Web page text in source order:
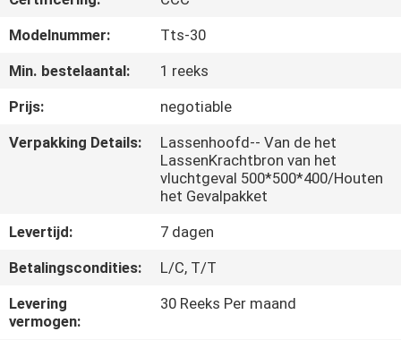
FABRIEKSREIS
KWALITEITSCONTROLE
VERZOEK
SITEMAP
PRIVACYBELEID
Modelnummer:
Tts-30
Min. bestelaantal:
1 reeks
Prijs:
negotiable
Verpakking Details:
Lassenhoofd-- Van de het
LassenKrachtbron van het
vluchtgeval 500*500*400/Houten
het Gevalpakket
Levertijd:
7 dagen
Betalingscondities:
L/C, T/T
Levering
vermogen:
30 Reeks Per maand